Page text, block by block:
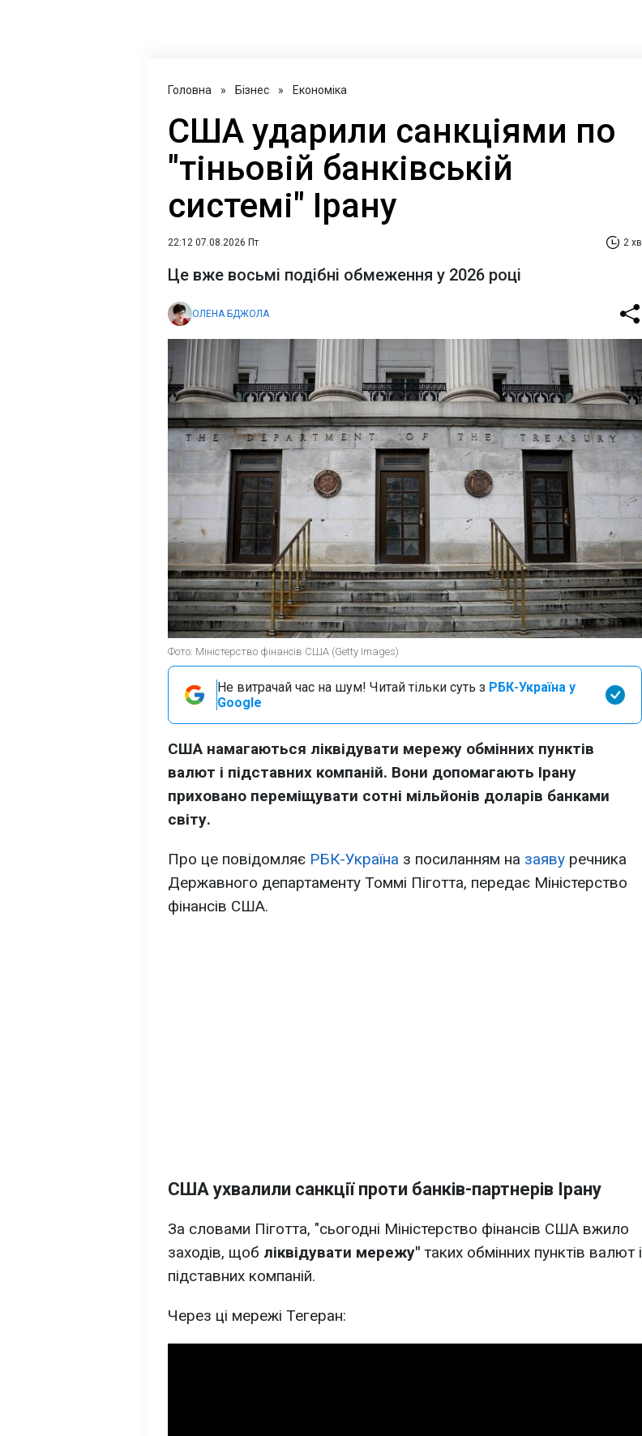
Головна » Бізнес » Економіка
США ударили санкціями по
"тіньовій банківській
системі" Ірану
22:12 07.08.2026 Пт 2 хв
Це вже восьмі подібні обмеження у 2026 році
ОЛЕНА БДЖОЛА
Фото: Міністерство фінансів СШA (Getty Images)
Не витрачай час на шум! Читай тільки суть з РБК-Україна у
Google
США намагаються ліквідувати мережу обмінних пунктів
валют і підставних компаній. Вони допомагають Ірану
приховано переміщувати сотні мільйонів доларів банками
світу.
Про це повідомляє РБК-Україна з посиланням на заяву речника
Державного департаменту Томмі Піготта, передає Міністерство
фінансів США.
США ухвалили санкції проти банків-партнерів Ірану
За словами Піготта, "сьогодні Міністерство фінансів США вжило
заходів, щоб ліквідувати мережу" таких обмінних пунктів валют і
підставних компаній.
Через ці мережі Тегеран: